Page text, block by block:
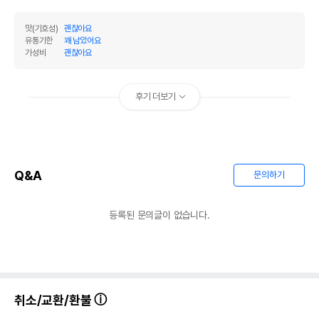
맛(기호성)
괜찮아요
유통기한
꽤 남았어요
가성비
괜찮아요
후기 더보기
Q&A 문의하기
등록된 문의글이 없습니다.
취소/교환/환불